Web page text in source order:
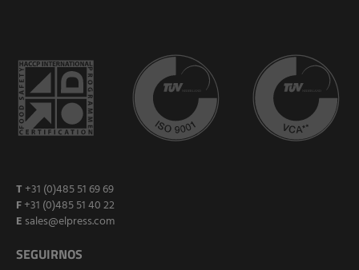
T +31 (0)485 51 69 69
F+31 (0)485 51 40 22
E sales@elpress.com
SEGUIRNOS